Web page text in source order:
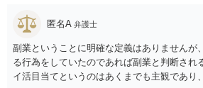
匿名A 弁護士
副業ということに明確な定義はありませんが
る行為をしていたのであれば副業と判断され
イ活目当てというのはあくまでも主観であり